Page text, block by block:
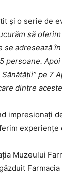
și o serie de
să
se adresează
persoane.
pe 7
dintre
impresionați
experiențe
Muzeului